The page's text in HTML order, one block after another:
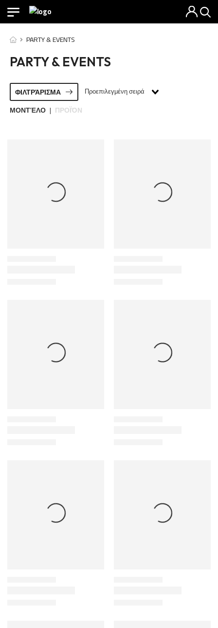
PARTY & EVENTS
PARTY & EVENTS
ΦΙΛΤΡΆΡΙΣΜΑ Προεπιλεγμένη σειρά
ΜΟΝΤΈΛΟ | ΠΡΟΪΌΝ